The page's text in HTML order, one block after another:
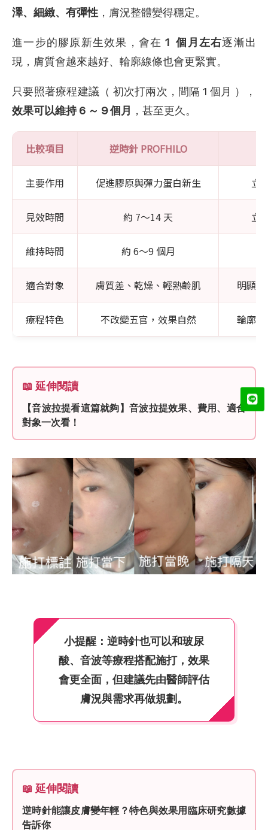
澤、細緻、有彈性 ，膚況整體變得穩定。
進一步的膠原新生效果，會在 1 個月左右逐漸出
現，膚質會越來越好、輪廓線條也會更緊實。
只要照著療程建議（ 初次打兩次，間隔 1 個月 ），
效果可以維持 6 ～ 9 個月
，甚至更久。
比較項目 逆時針 PROFHILO
主要作用 促進膠原與彈力蛋白新生 立
見效時間 約 7～14 天 立
維持時間 約 6～9 個月
適合對象 膚質差、乾燥、輕熟齡肌 明顯
療程特色 不改變五官，效果自然 輪廓
📖 延伸閱讀
【音波拉提看這篇就夠】音波拉提效果、費用、適合
對象一次看！
小提醒：逆時針也可以和玻尿
酸、音波等療程搭配施打，效果
會更全面，但建議先由醫師評估
膚況與需求再做規劃。
📖 延伸閱讀
逆時針能讓皮膚變年輕？特色與效果用臨床研究數據
告訴你